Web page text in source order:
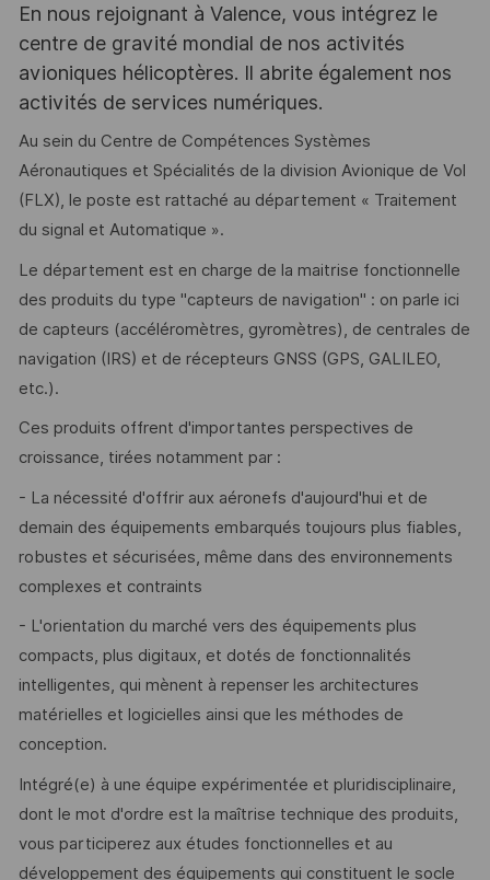
En nous rejoignant à Valence, vous intégrez le
centre de gravité mondial de nos activités
avioniques hélicoptères. Il abrite également nos
activités de services numériques.
Au sein du Centre de Compétences Systèmes
Aéronautiques et Spécialités de la division Avionique de Vol
(FLX), le poste est rattaché au département « Traitement
du signal et Automatique ».
Le département est en charge de la maitrise fonctionnelle
des produits du type "capteurs de navigation" : on parle ici
de capteurs (accéléromètres, gyromètres), de centrales de
navigation (IRS) et de récepteurs GNSS (GPS, GALILEO,
etc.).
Ces produits offrent d'importantes perspectives de
croissance, tirées notamment par :
- La nécessité d'offrir aux aéronefs d'aujourd'hui et de
demain des équipements embarqués toujours plus fiables,
robustes et sécurisées, même dans des environnements
complexes et contraints
- L'orientation du marché vers des équipements plus
compacts, plus digitaux, et dotés de fonctionnalités
intelligentes, qui mènent à repenser les architectures
matérielles et logicielles ainsi que les méthodes de
conception.
Intégré(e) à une équipe expérimentée et pluridisciplinaire,
dont le mot d'ordre est la maîtrise technique des produits,
vous participerez aux études fonctionnelles et au
développement des équipements qui constituent le socle